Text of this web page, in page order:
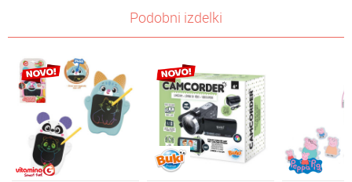
DRUGI USTVARJALNI KOMPLETI
Spol
Deklice
Starost
8+ let
E-mail
Sporočilo
Prenesi navodila za uporabo
Podobni izdelki